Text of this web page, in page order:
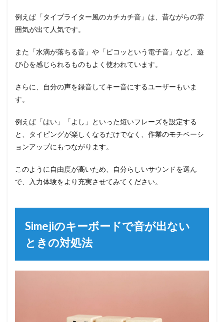
例えば「タイプライター風のカチカチ音」は、昔ながらの雰
囲気が出て人気です。
また「水滴が落ちる音」や「ピコッという電子音」など、遊
び心を感じられるものもよく使われています。
さらに、自分の声を録音してキー音にするユーザーもいま
す。
例えば「はい」「よし」といった短いフレーズを設定する
と、タイピングが楽しくなるだけでなく、作業のモチベーシ
ョンアップにもつながります。
このように自由度が高いため、自分らしいサウンドを選ん
で、入力体験をより充実させてみてください。
Simejiのキーボードで音が出ない
ときの対処法